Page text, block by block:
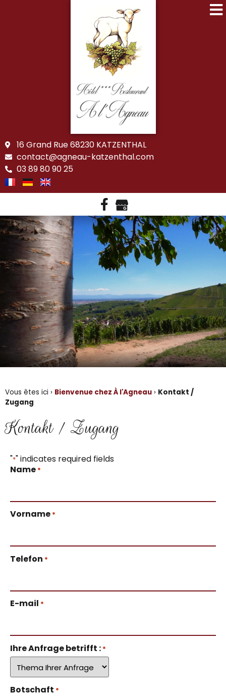
16 Grand Rue 68230 KATZENTHAL
contact@agneau-katzenthal.com
03 89 80 90 25
Vous êtes ici › Bienvenue chez À l'Agneau › Kontakt /
Zugang
Kontakt / Zugang
"*" indicates required fields
Name *
Vorname *
Telefon *
E-mail *
Ihre Anfrage betrifft : *
Botschaft *